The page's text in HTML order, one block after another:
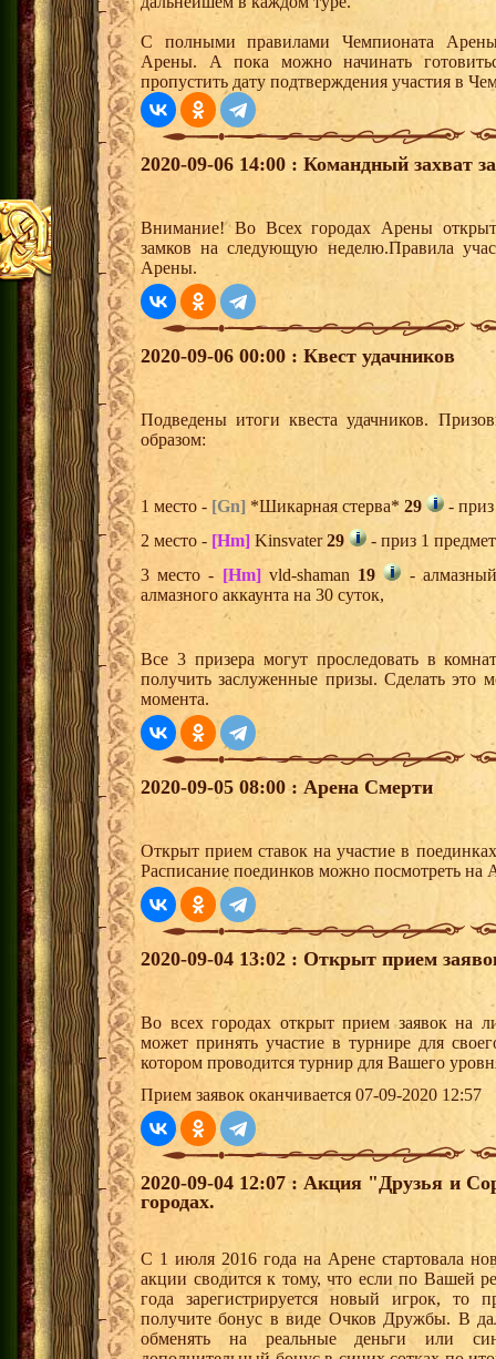
С полными правилами Чемпионата
Арены. А пока можно начинать
пропустить дату подтверждения участия в
2020-09-06 14:00 : Командный захват
Внимание! Во Всех городах Арены
замков на следующую неделю.Правила
Арены.
2020-09-06 00:00 : Квест удачников
Подведены итоги квеста удачников.
образом:
1 место - [Gn] *Шикарная стерва* 29
-
2 место - [Hm] Kinsvater29
- приз 1
3 место - [Hm]vld-shaman 19
-
алмазного аккаунта на 30 суток,
Все 3 призера могут проследовать в
получить заслуженные призы. Сделать это
момента.
2020-09-05 08:00 : Арена Смерти
Открыт прием ставок на участие в
Расписание поединков можно посмотреть на
2020-09-04 13:02 : Открыт прием
Во всех городах открыт прием заявок на
может принять участие в турнире для
котором проводится турнир для Вашего
Прием заявок оканчивается 07-09-2020 12:57
2020-09-04 12:07 : Акция "Друзья и
городах.
С 1 июля 2016 года на Арене стартовала
акции сводится к тому, что если по Вашей
года зарегистрируется новый игрок,
получите бонус в виде Очков Дружбы. В
обменять на реальные деньги или